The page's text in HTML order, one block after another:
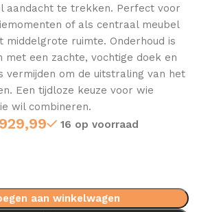
aandacht te trekken. Perfect voor
of als centraal meubel
middelgrote ruimte. Onderhoud is
met een zachte, vochtige doek en
vermijden om de uitstraling van het
Een tijdloze keuze voor wie
wil combineren.
929,99
16 op voorraad
aan winkelwagen